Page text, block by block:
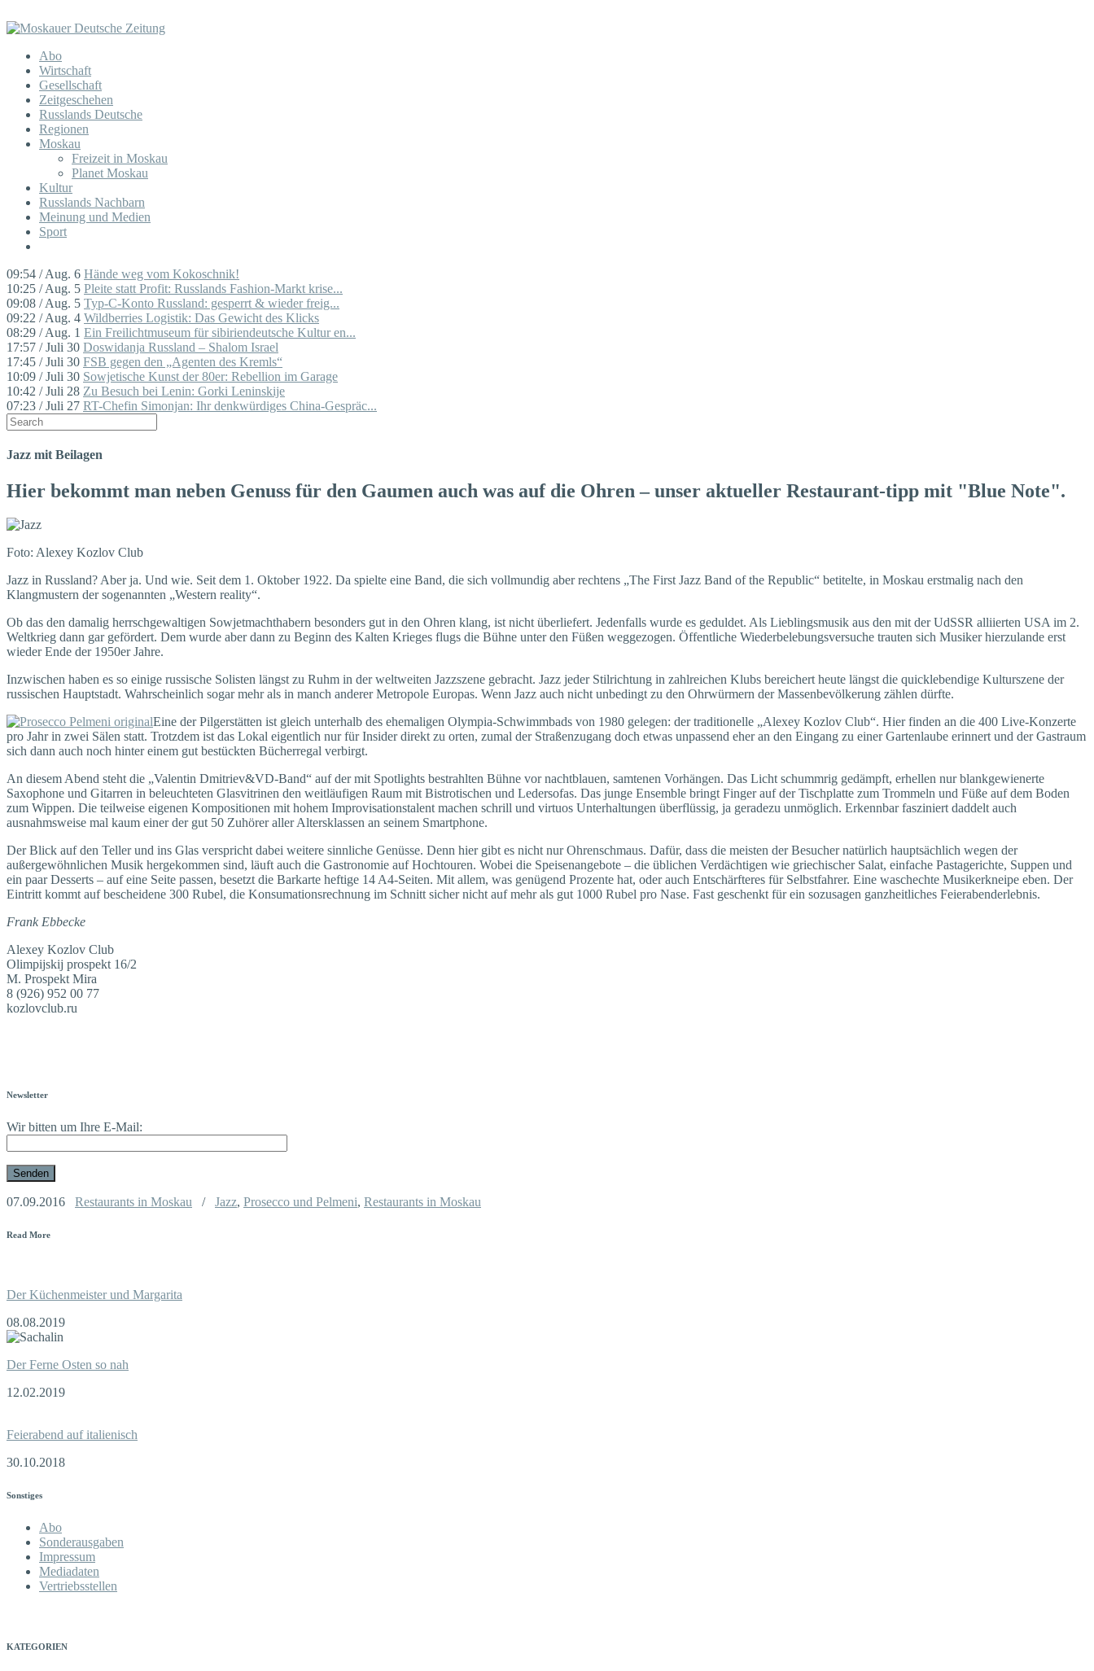
Abo
Wirtschaft
Gesellschaft
Zeitgeschehen
Russlands Deutsche
Regionen
Moskau
Freizeit in Moskau
Planet Moskau
Kultur
Russlands Nachbarn
Meinung und Medien
Sport
09:54 / Aug. 6 Hände weg vom Kokoschnik!
10:25 / Aug. 5 Pleite statt Profit: Russlands Fashion-Markt krise...
09:08 / Aug. 5 Typ-C-Konto Russland: gesperrt & wieder freig...
09:22 / Aug. 4 Wildberries Logistik: Das Gewicht des Klicks
08:29 / Aug. 1 Ein Freilichtmuseum für sibiriendeutsche Kultur en...
17:57 / Juli 30 Doswidanja Russland – Shalom Israel
17:45 / Juli 30 FSB gegen den „Agenten des Kremls“
10:09 / Juli 30 Sowjetische Kunst der 80er: Rebellion im Garage
10:42 / Juli 28 Zu Besuch bei Lenin: Gorki Leninskije
07:23 / Juli 27 RT-Chefin Simonjan: Ihr denkwürdiges China-Gespräc...
Jazz mit Beilagen
Hier bekommt man neben Genuss für den Gaumen auch was auf die Ohren – unser aktueller Restaurant-tipp mit "Blue Note".
Foto: Alexey Kozlov Club
Jazz in Russland? Aber ja. Und wie. Seit dem 1. Oktober 1922. Da spielte eine Band, die sich vollmundig aber rechtens „The First Jazz Band of the Republic“ betitelte, in Moskau erstmalig nach den
Klangmustern der sogenannten „Western reality“.
Ob das den damalig herrschgewaltigen Sowjetmachthabern besonders gut in den Ohren klang, ist nicht überliefert. Jedenfalls wurde es geduldet. Als Lieblingsmusik aus den mit der UdSSR alliierten USA im 2.
Weltkrieg dann gar gefördert. Dem wurde aber dann zu Beginn des Kalten Krieges flugs die Bühne unter den Füßen weggezogen. Öffentliche Wiederbelebungsversuche trauten sich Musiker hierzulande erst
wieder Ende der 1950er Jahre.
Inzwischen haben es so einige russische Solisten längst zu Ruhm in der weltweiten Jazzszene gebracht. Jazz jeder Stilrichtung in zahlreichen Klubs bereichert heute längst die quicklebendige Kulturszene der
russischen Hauptstadt. Wahrscheinlich sogar mehr als in manch anderer Metropole Europas. Wenn Jazz auch nicht unbedingt zu den Ohrwürmern der Massenbevölkerung zählen dürfte.
Eine der Pilgerstätten ist gleich unterhalb des ehemaligen Olympia-Schwimmbads von 1980 gelegen: der traditionelle „Alexey Kozlov Club“. Hier finden an die 400 Live-Konzerte
pro Jahr in zwei Sälen statt. Trotzdem ist das Lokal eigentlich nur für Insider direkt zu orten, zumal der Straßenzugang doch etwas unpassend eher an den Eingang zu einer Gartenlaube erinnert und der Gastraum
sich dann auch noch hinter einem gut bestückten Bücherregal verbirgt.
An diesem Abend steht die „Valentin Dmitriev&VD-Band“ auf der mit Spotlights bestrahlten Bühne vor nachtblauen, samtenen Vorhängen. Das Licht schummrig gedämpft, erhellen nur blankgewienerte
Saxophone und Gitarren in beleuchteten Glasvitrinen den weitläufigen Raum mit Bistrotischen und Ledersofas. Das junge Ensemble bringt Finger auf der Tischplatte zum Trommeln und Füße auf dem Boden
zum Wippen. Die teilweise eigenen Kompositionen mit hohem Improvisationstalent machen schrill und virtuos Unterhaltungen überflüssig, ja geradezu unmöglich. Erkennbar fasziniert daddelt auch
ausnahmsweise mal kaum einer der gut 50 Zuhörer aller Altersklassen an seinem Smartphone.
Der Blick auf den Teller und ins Glas verspricht dabei weitere sinnliche Genüsse. Denn hier gibt es nicht nur Ohrenschmaus. Dafür, dass die meisten der Besucher natürlich hauptsächlich wegen der
außergewöhnlichen Musik hergekommen sind, läuft auch die Gastronomie auf Hochtouren. Wobei die Speisenangebote – die üblichen Verdächtigen wie griechischer Salat, einfache Pastagerichte, Suppen und
ein paar Desserts – auf eine Seite passen, besetzt die Barkarte heftige 14 A4-Seiten. Mit allem, was genügend Prozente hat, oder auch Entschärfteres für Selbstfahrer. Eine waschechte Musikerkneipe eben. Der
Eintritt kommt auf bescheidene 300 Rubel, die Konsumationsrechnung im Schnitt sicher nicht auf mehr als gut 1000 Rubel pro Nase. Fast geschenkt für ein sozusagen ganzheitliches Feierabenderlebnis.
Frank Ebbecke
Alexey Kozlov Club
Olimpijskij prospekt 16/2
M. Prospekt Mira
8 (926) 952 00 77
kozlovclub.ru
Newsletter
Wir bitten um Ihre E-Mail:
07.09.2016 Restaurants in Moskau / Jazz, Prosecco und Pelmeni, Restaurants in Moskau
Read More
Der Küchenmeister und Margarita
08.08.2019
Der Ferne Osten so nah
12.02.2019
Feierabend auf italienisch
30.10.2018
Sonstiges
Abo
Sonderausgaben
Impressum
Mediadaten
Vertriebsstellen
KATEGORIEN